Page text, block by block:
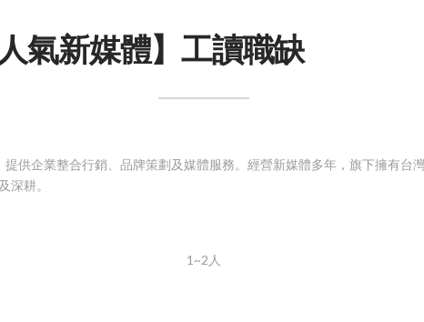
氣新媒體】工讀職缺
提供企業整合行銷、品牌策劃及媒體服務。經營新媒體多年，旗下擁有台
深耕。
1~2人